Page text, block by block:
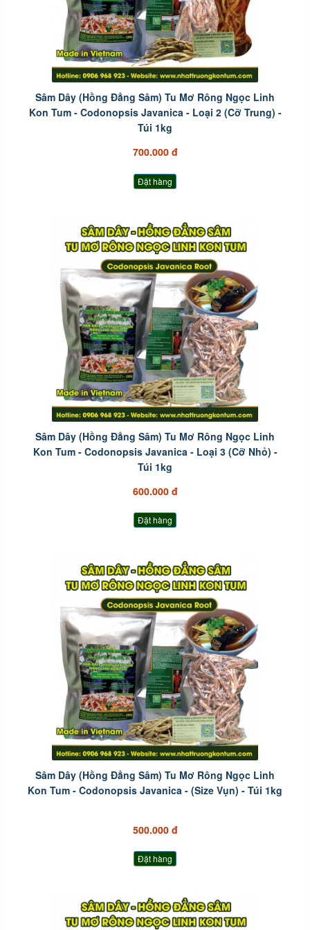
Sâm Dây (Hồng Đẳng Sâm) Tu Mơ Rông Ngọc Linh
Kon Tum - Codonopsis Javanica - Loại 2 (Cỡ Trung) -
Túi 1kg
700.000 đ
Đặt hàng
Sâm Dây (Hồng Đẳng Sâm) Tu Mơ Rông Ngọc Linh
Kon Tum - Codonopsis Javanica - Loại 3 (Cỡ Nhỏ) -
Túi 1kg
600.000 đ
Đặt hàng
Sâm Dây (Hồng Đẳng Sâm) Tu Mơ Rông Ngọc Linh
Kon Tum - Codonopsis Javanica - (Size Vụn) - Túi 1kg
500.000 đ
Đặt hàng